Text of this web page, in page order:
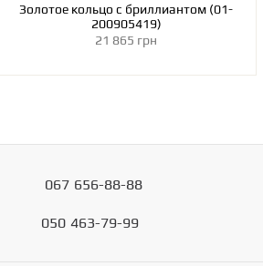
Золотое кольцо с бриллиантом (01-
200905419)
21 865 грн
067 656-88-88
050 463-79-99